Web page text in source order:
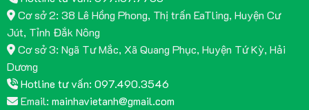
Cơ sở 2: 38 Lê Hồng Phong, Thị trấn EaTling, Huyện Cư
Jút, Tỉnh Đắk Nông
Cơ sở 3: Ngã Tư Mắc, Xã Quang Phục, Huyện Tứ Kỳ, Hải
Dương
Hotline tư vấn: 097.490.3546
Email: mainhavietanh@gmail.com